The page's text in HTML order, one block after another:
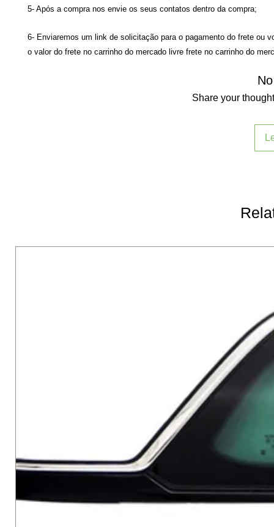
5- Após a compra nos envie os seus contatos dentro da compra;
6- Enviaremos um link de solicitação para o pagamento do frete ou
o valor do frete no carrinho do mercado livre frete no carrinho do
Share your